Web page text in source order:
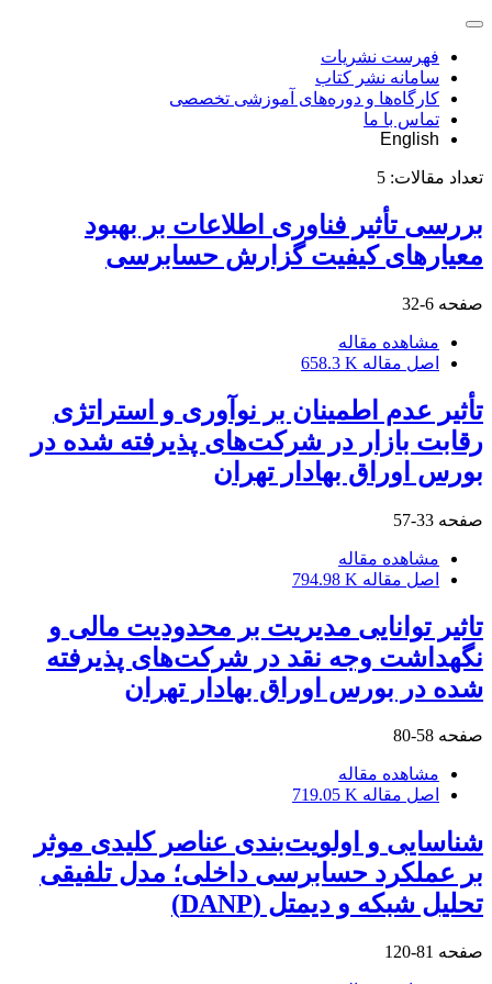
فهرست نشریات
سامانه نشر کتاب
کارگاه‌ها و دوره‌های آموزشی تخصصی
تماس با ما
English
تعداد مقالات: 5
بررسی تأثیر فناوری اطلاعات بر بهبود
معیارهای کیفیت گزارش حسابرسی
صفحه 6-32
مشاهده مقاله
اصل مقاله 658.3 K
تأثیر عدم اطمینان بر نوآوری و استراتژی
رقابت بازار در شرکت‌های پذیرفته شده در
بورس اوراق بهادار تهران
صفحه 33-57
مشاهده مقاله
اصل مقاله 794.98 K
تاثیر توانایی مدیریت بر محدودیت مالی و
نگهداشت وجه نقد در شرکت‌های پذیرفته
شده در بورس اوراق بهادار تهران
صفحه 58-80
مشاهده مقاله
اصل مقاله 719.05 K
شناسایی و اولویت‌بندی عناصر کلیدی موثر
بر عملکرد حسابرسی داخلی؛ مدل تلفیقی
تحلیل شبکه و دیمتل (DANP)
صفحه 81-120